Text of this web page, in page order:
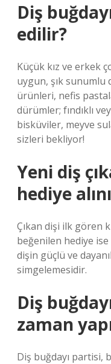
Diş
edilir?
Küçük kız ve erkek
uygun, şık sunumlu
ürünleri, nefis
dürümler; fındıklı
bisküviler, meyve
sizleri bekliyor!
Yeni diş
hediye
Çıkan dişi ilk gören
beğenilen hediye ise
dişin güçlü ve
simgelemesidir.
Diş
zaman
Diş buğdayı partisi,